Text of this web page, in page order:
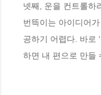
넷째, 운을 컨트롤하
번뜩이는 아이디어
공하기 어렵다. 바로
하면 내 편으로 만들